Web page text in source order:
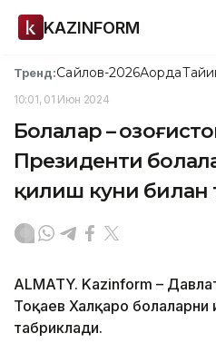
KAZINFORM
Тренд:Сайлов-2026Ақорда
10:01, 01 Июн 2024
Болалар –
Президенти
қилиш куни билан
ALMATY. Kazinform –
Тоқаев Халқаро болаларни
табриклади.